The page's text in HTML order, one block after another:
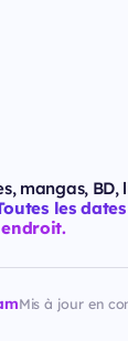
mangas,
les
Mis à jour en